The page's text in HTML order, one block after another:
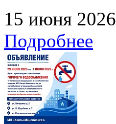
15 июня 2026
Подробнее